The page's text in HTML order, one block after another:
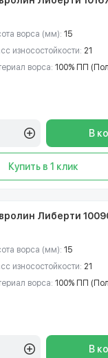
ворса (мм): 15
износостойкости: 21
ворса: 100% ПП
В
Купить в 1 клик
Либерти
ворса (мм): 15
износостойкости: 21
ворса: 100% ПП
В